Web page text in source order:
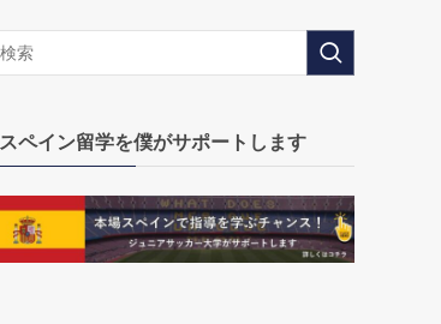
スペイン留学を僕がサポートします